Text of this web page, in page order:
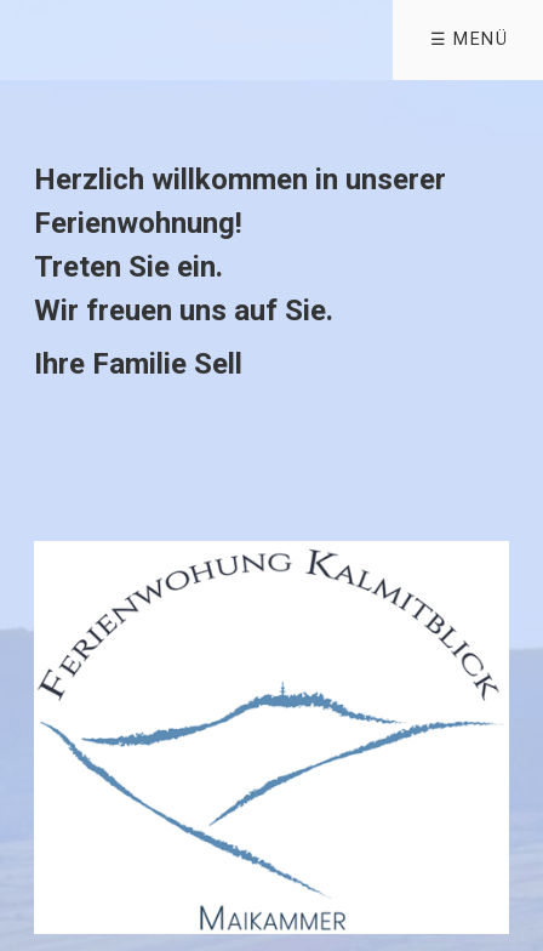
☰ MENÜ
Herzlich willkommen in unserer
Ferienwohnung!
Treten Sie ein.
Wir freuen uns auf Sie.
Ihre Familie Sell